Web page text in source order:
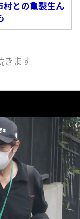
村との亀裂生ん
きます